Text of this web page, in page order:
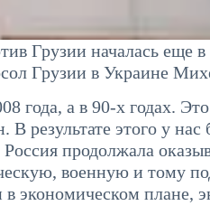
Грузии началась еще
Грузии в Украине
года, а в 90-х годах.
В результате этого у
продолжала
военную и тому
в экономическом